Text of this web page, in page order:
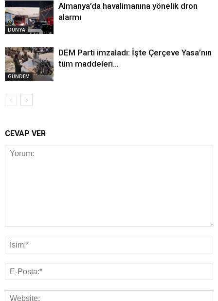
DÜNYA
Almanya’da havalimanına yönelik dron
alarmı
GÜNDEM
DEM Parti imzaladı: İşte Çerçeve Yasa’nın
tüm maddeleri…
CEVAP VER